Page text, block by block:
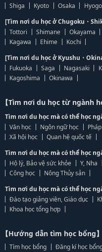
Shiga
Kyoto Osaka Hyogo
[Tìm nơi du học ở Chugoku・
Tottori
Shimane Okayama
Kagawa
Ehime
Kochi
[Tìm nơi du học ở Kyushu・
Fukuoka
Saga Nagasaki
Kagoshima
Okinawa
【Tìm nơi du học từ ngành
Tìm nơi du học mà có thể học
Văn học
Ngôn ngữ học
Xã hội học
Quan hệ quốc tế
Tìm nơi du học mà có thể học
Hộ lý, Bảo vệ sức khỏe
Y, Nha
Công học
Nông Thủy sản
Tìm nơi du học mà có thể học
Đào tạo giảng viên, Giáo dục
Khoa học tổng hợp
【Hướng dẫn tìm học bổng】
Tìm học bổng
Đăng kí học